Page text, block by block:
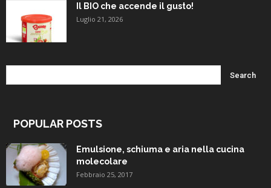
Il BIO che accende il gusto!
Luglio 21, 2026
POPULAR POSTS
Emulsione, schiuma e aria nella cucina
molecolare
Febbraio 25, 2017